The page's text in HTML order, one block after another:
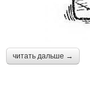
читать дальше →